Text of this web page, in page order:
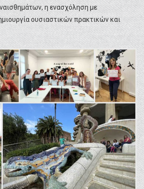
η ενασχόληση με
ουσιαστικών πρακτικών και